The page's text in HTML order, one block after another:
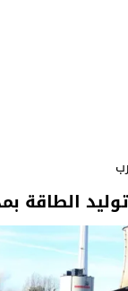
الطاقة